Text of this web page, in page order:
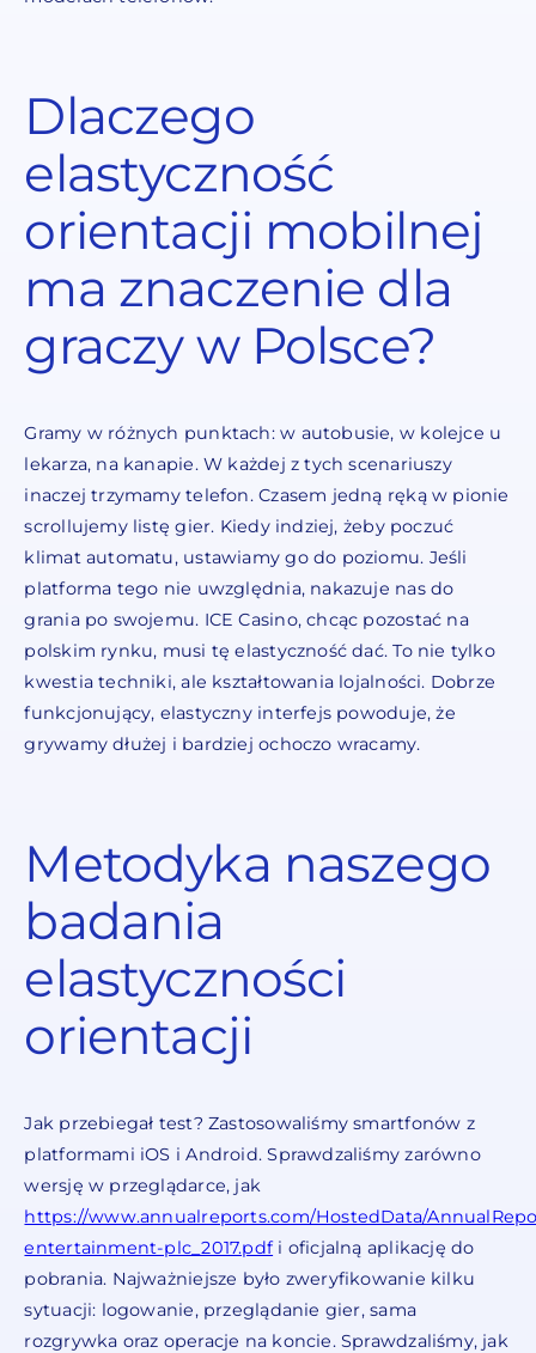
Dlaczego
elastyczność
orientacji mobilnej
ma znaczenie dla
graczy w Polsce?
Gramy w różnych punktach: w autobusie, w kolejce u
lekarza, na kanapie. W każdej z tych scenariuszy
inaczej trzymamy telefon. Czasem jedną ręką w pionie
scrollujemy listę gier. Kiedy indziej, żeby poczuć
klimat automatu, ustawiamy go do poziomu. Jeśli
platforma tego nie uwzględnia, nakazuje nas do
grania po swojemu. ICE Casino, chcąc pozostać na
polskim rynku, musi tę elastyczność dać. To nie tylko
kwestia techniki, ale kształtowania lojalności. Dobrze
funkcjonujący, elastyczny interfejs powoduje, że
grywamy dłużej i bardziej ochoczo wracamy.
Metodyka naszego
badania
elastyczności
orientacji
Jak przebiegał test? Zastosowaliśmy smartfonów z
platformami iOS i Android. Sprawdzaliśmy zarówno
wersję w przeglądarce, jak
https://www.annualreports.com/HostedData/
entertainment-plc_2017.pdfi oficjalną aplikację do
pobrania. Najważniejsze było zweryfikowanie kilku
sytuacji: logowanie, przeglądanie gier, sama
rozgrywka oraz operacje na koncie. Sprawdzaliśmy, jak